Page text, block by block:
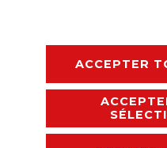
ACCEPTER